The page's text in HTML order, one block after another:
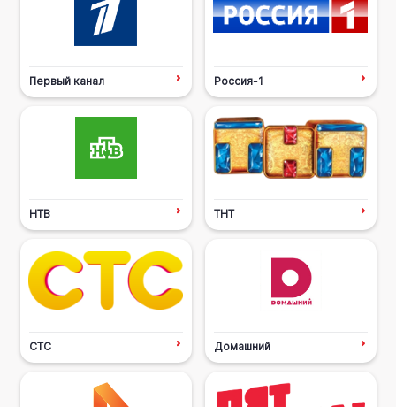
Первый канал Россия-1
НТВ ТНТ
СТС Домашний